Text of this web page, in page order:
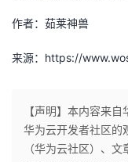
作者：茹莱神兽
来源：https://
【声明】本内容来
华为云开发者社区的
（华为云社区）、